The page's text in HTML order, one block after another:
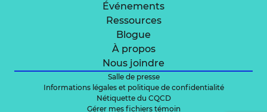
Événements
Ressources
Blogue
À propos
Nous joindre
Salle de presse
Informations légales et politique de confidentialité
Nétiquette du CQCD
Gérer mes fichiers témoin